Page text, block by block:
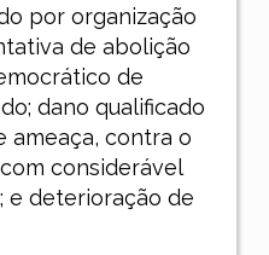
por organização
de abolição
de
dano qualificado
ameaça, contra o
considerável
e deterioração de